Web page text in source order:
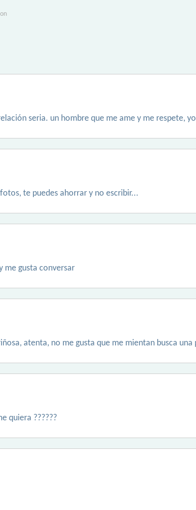
seria. un hombre que me ame y me respete,
te puedes ahorrar y no escribir...
me gusta conversar
atenta, no me gusta que me mientan busca
quiera ??????